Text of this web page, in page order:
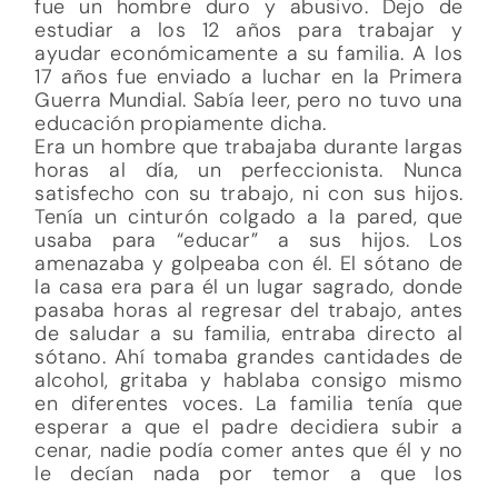
fue un hombre duro y abusivo. Dejo de
estudiar a los 12 años para trabajar y
ayudar económicamente a su familia. A los
17 años fue enviado a luchar en la Primera
Guerra Mundial. Sabía leer, pero no tuvo una
educación propiamente dicha.
Era un hombre que trabajaba durante largas
horas al día, un perfeccionista. Nunca
satisfecho con su trabajo, ni con sus hijos.
Tenía un cinturón colgado a la pared, que
usaba para “educar” a sus hijos. Los
amenazaba y golpeaba con él. El sótano de
la casa era para él un lugar sagrado, donde
pasaba horas al regresar del trabajo, antes
de saludar a su familia, entraba directo al
sótano. Ahí tomaba grandes cantidades de
alcohol, gritaba y hablaba consigo mismo
en diferentes voces. La familia tenía que
esperar a que el padre decidiera subir a
cenar, nadie podía comer antes que él y no
le decían nada por temor a que los